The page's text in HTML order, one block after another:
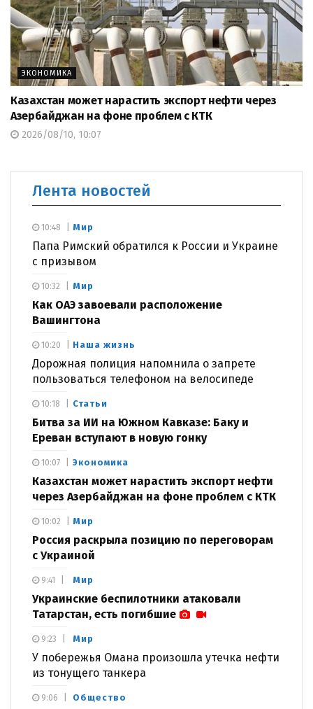
ЭКОНОМИКА
Казахстан может нарастить экспорт нефти через
Азербайджан на фоне проблем с КТК
2026/08/10, 10:07
Лента новостей
Мир
Папа Римский обратился к России и Украине
с призывом
10:48
Мир
Как ОАЭ завоевали расположение
Вашингтона
10:32
Наша жизнь
Дорожная полиция напомнила о запрете
пользоваться телефоном на велосипеде
10:20
Статьи
Битва за ИИ на Южном Кавказе: Баку и
Ереван вступают в новую гонку
10:18
Экономика
Казахстан может нарастить экспорт нефти
через Азербайджан на фоне проблем с КТК
10:07
Мир
Россия раскрыла позицию по переговорам
с Украиной
10:02
Мир
Украинские беспилотники атаковали
Татарстан, есть погибшие
9:41
Мир
У побережья Омана произошла утечка нефти
из тонущего танкера
9:23
Общество
9:06